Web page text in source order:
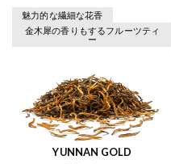
魅力的な繊細な花香
金木犀の香りもするフルーツティ
ー
YUNNAN GOLD